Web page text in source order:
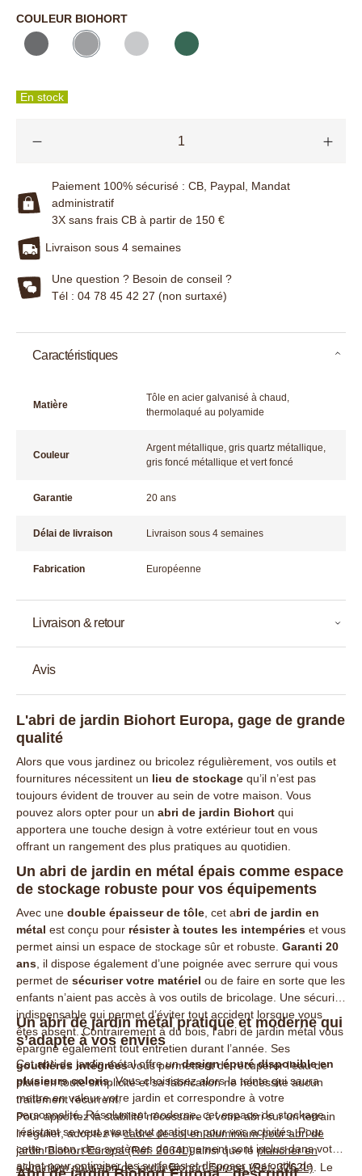
COULEUR BIOHORT
En stock
Paiement 100% sécurisé : CB, Paypal, Mandat
administratif
3X sans frais CB à partir de 150 €
Livraison sous 4 semaines
Une question ? Besoin de conseil ?
Tél : 04 78 45 42 27 (non surtaxé)
L'abri de jardin Biohort Europa, gage de grande
qualité
Alors que vous jardinez ou bricolez régulièrement, vos outils et
fournitures nécessitent un lieu de stockage qu’il n’est pas
toujours évident de trouver au sein de votre maison. Vous
pouvez alors opter pour un abri de jardin Biohort qui
apportera une touche design à votre extérieur tout en vous
offrant un rangement des plus pratiques au quotidien.
Un abri de jardin en métal épais comme espace
de stockage robuste pour vos équipements
Avec une double épaisseur de tôle , cet abri de jardin en
métal est conçu pour résister à toutes les intempéries et vous
permet ainsi un espace de stockage sûr et robuste. Garanti 20
ans , il dispose également d’une poignée avec serrure qui vous
permet de sécuriser votre matériel ou de faire en sorte que les
enfants n’aient pas accès à vos outils de bricolage. Une sécurité
indispensable qui permet d’éviter tout accident lorsque vous
êtes absent. Contrairement à du bois, l’abri de jardin métal vous
épargne également tout entretien durant l’année. Ses
gouttières intégréesvous permettent de récupérer l’eau de
pluie en toute simplicité et sa fabrication ne nécessite aucun
traitement récurrent.
Pour apportez la stabilité nécessaire à votre abri sur un terrain
irrégulier, adoptez lecadre de sol en aluminium pour abri de
jardin Biohort Europa (Réf. 2664L)ainsi que le plancher en
aluminium pour abri de jardin Biohort Europa (Réf. 3262L) . Le
Un abri de jardin métal pratique et moderne qui
s’adapte à vos envies
Cet abri de jardin métal offre undesign épuré disponible en
plusieurs coloris. Vous choisissez alors la teinte qui saura
mettre en valeur votre jardin et correspondre à votre
personnalité. Résolument moderne, cet espace de stockage
résistant se veut avant tout pratique pour vos activités. Pour
cette raison, des systèmes de rangement sont inclus dans votre
achat pour optimiser les surfaces et disposer vos outils de
Caractéristiques
Matière
Tôle en acier galvanisé à chaud,
thermolaqué au polyamide
Couleur
Argent métallique, gris quartz métallique,
gris foncé métallique et vert foncé
Garantie 20 ans
Délai de livraison Livraison sous 4 semaines
Fabrication Européenne
Livraison & retour
Avis